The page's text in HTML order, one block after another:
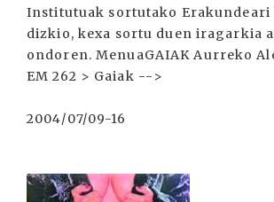
Institutuak sortutako Erakundeari
dizkio, kexa sortu duen iragarkia
ondoren. MenuaGAIAK Aurreko
EM 262 > Gaiak -->
2004/07/09-16